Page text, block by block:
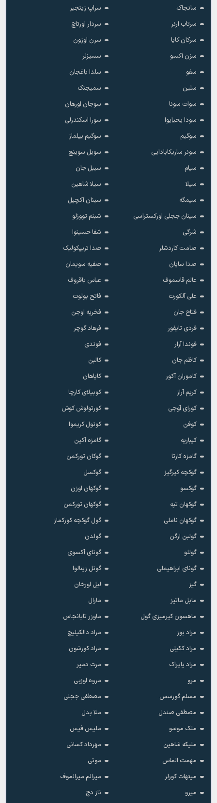
سانجاک
سراپ زینجیر
سرتاب ارنر
سردار اورتاچ
سرکان کایا
سرن اوزون
سزن آکسو
سسیزلر
سفو
سلدا باغجان
سلین
سمیجنک
سوات سونا
سوجان اورهان
سودا یحیایوا
سورا اسکندرلی
سوگیم
سوگیم ییلماز
سونر ساریکابادایی
سویل سوینچ
سیام
سیبل جان
سیلا
سیلا شاهین
سیمگه
سینان آکچیل
سینان ججلی اورکستراسی
شبنم تووزلو
شرگی
شفا حسینوا
صامت کاردشلر
صدا تریپکولیک
صدا سایان
صفیه سویمان
عالم قاسموف
عباس باقروف
علی آلکورت
فاتح بولوت
فتاح جان
فخریه اوجن
فردی تایفور
فرهاد گوچر
فوندا آرار
فوندی
کاظم جان
کالبن
کاموران آکور
کایاهان
کریم آراز
کوبیلای کارچا
کورای آوجی
کورتولوش کوش
کوفن
کونول کریموا
کیباریه
گامزه آکین
گامزه کارتا
گوکان تورکمن
گوکچه کیرگیز
گوکسل
گوکسو
گوکهان اوزن
گوکهان تپه
گوکهان تورکمن
گوکهان ناملی
گول گوکچه کورکماز
گولبن ارگن
گولدن
گوللو
گونای آکسوی
گونای ابراهیملی
گونل زینالوا
گیز
لیل اورخان
مابل ماتیز
مارال
ماهسون کیرمیزی گول
ماوزر تابانجاس
مراد بوز
مراد دالکیلیچ
مراد ککیلی
مراد کورشون
مراد یاپراک
مرت دمیر
مرو
مروه اوزبی
مسلم گورسس
مصطفی ججلی
مصطفی صندل
ملا بدل
ملک موسو
ملیس فیس
ملیکه شاهین
مهرداد کسانی
مهمت الماس
موتی
میتهات کورلر
میرالم میرالموف
میرو
ناز دج